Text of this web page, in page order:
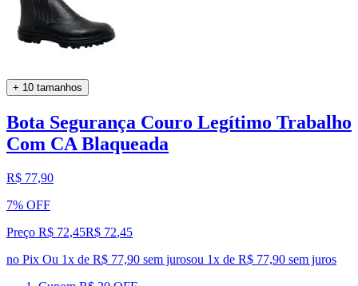
+ 10 tamanhos
Bota Segurança Couro Legítimo Trabalho
Com CA Blaqueada
R$ 77,90
7% OFF
Preço R$ 72,45R$ 72,45
no Pix Ou 1x de R$ 77,90 sem jurosou 1x de R$ 77,90 sem juros